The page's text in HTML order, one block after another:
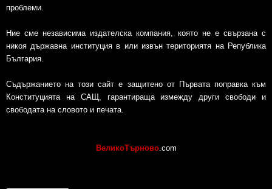
проблеми.
Ние сме независима издателска компания, която не е свързана с
никоя държавна институция в или извън териториятя на Република
България.
Съдържанието на този сайт е защитено от Първата поправка към
Конституцията на САЩ, гарантираща измежду други свободи и
свободата на словото и печата.
ВеликоТърново.com